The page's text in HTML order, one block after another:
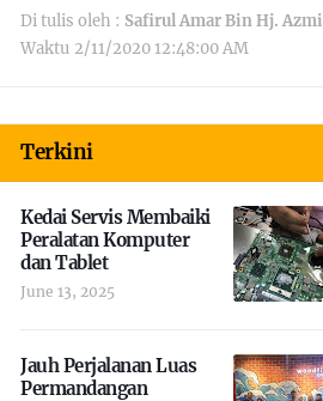
Di tulis oleh : Safirul Amar Bin Hj. Azmi
Waktu 2/11/2020 12:48:00 AM
Terkini
Kedai Servis Membaiki
Peralatan Komputer
dan Tablet
June 13, 2025
Jauh Perjalanan Luas
Permandangan